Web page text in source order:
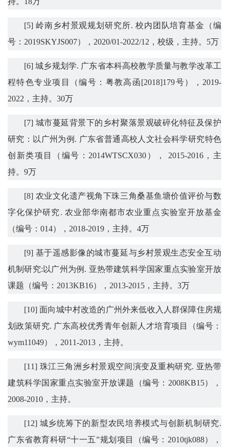
[5] 岭南乡村景观规划研究所. 校内团队培育基金 （编
号： 2019SKYJS007） ， 2020/01-2022/12 ，校级， 主持。 5万
[6]城乡规划学. 广东省本科高校教学质量与教学改革工
程特色专业项目（编号：粤教高函[2018]179号）， 2019-
2022 ，主持。 30万
[7] 城市蔓延背景下的乡村聚落景观破碎化特征及保护
研究：以广州为例 . 广东省普通高校人文社会科学研究特色
创新类项目（编号： 2014WTSCX030 ）， 2015-2016，主
持。 9万
[8] 农业文化遗产视角下珠三角桑基鱼塘价值评价与数
字化保护研究 . 农业部华南都市农业重点实验室开放基金
（编号： 014）， 2018-2019 ，主持。 4万
[9] 基于遥感影像的城市蔓延与乡村景观生态安全互动
机制研究: 以广州为例 . 亚热带建筑科学国家重点实验室开放
课题（编号： 2013KB16）， 2013-2015 ，主持。 3万
[10]面向城中村改造的广州外来低收入人群保障住房规
划政策研究. 广东高校优秀青年创新人才培育项目（编号：
wym11049）， 2011-2013 ，主持。
[11] 珠江三角洲乡村景观空间演变及重构研究. 亚热带
建筑科学国家重点实验室开放课题（编号： 2008KB15），
2008-2010 ，主持。
[12] 城乡统筹下的新型农民培养模式与创新机制研究.
广东省教育科研“十一五”规划项目（编号： 2010tjk088），